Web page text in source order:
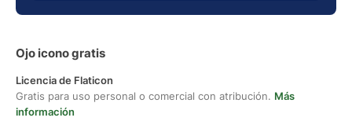
Ojo icono gratis
Licencia de Flaticon
Gratis para uso personal o comercial con atribución. Más
información